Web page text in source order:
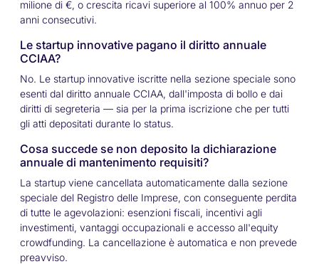
milione di €, o crescita ricavi superiore al 100% annuo per 2
anni consecutivi.
Le startup innovative pagano il diritto annuale
CCIAA?
No. Le startup innovative iscritte nella sezione speciale sono
esenti dal diritto annuale CCIAA, dall'imposta di bollo e dai
diritti di segreteria — sia per la prima iscrizione che per tutti
gli atti depositati durante lo status.
Cosa succede se non deposito la dichiarazione
annuale di mantenimento requisiti?
La startup viene cancellata automaticamente dalla sezione
speciale del Registro delle Imprese, con conseguente perdita
di tutte le agevolazioni: esenzioni fiscali, incentivi agli
investimenti, vantaggi occupazionali e accesso all'equity
crowdfunding. La cancellazione è automatica e non prevede
preavviso.